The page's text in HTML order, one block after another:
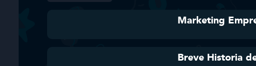
Marketing
Breve Historia